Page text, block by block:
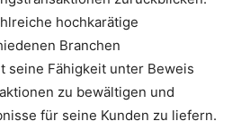
hochkarätige
Branchen
seine Fähigkeit unter Beweis
zu bewältigen und
für seine Kunden zu liefern.